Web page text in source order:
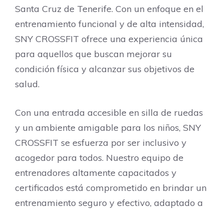
Santa Cruz de Tenerife. Con un enfoque en el
entrenamiento funcional y de alta intensidad,
SNY CROSSFIT ofrece una experiencia única
para aquellos que buscan mejorar su
condición física y alcanzar sus objetivos de
salud.
Con una entrada accesible en silla de ruedas
y un ambiente amigable para los niños, SNY
CROSSFIT se esfuerza por ser inclusivo y
acogedor para todos. Nuestro equipo de
entrenadores altamente capacitados y
certificados está comprometido en brindar un
entrenamiento seguro y efectivo, adaptado a